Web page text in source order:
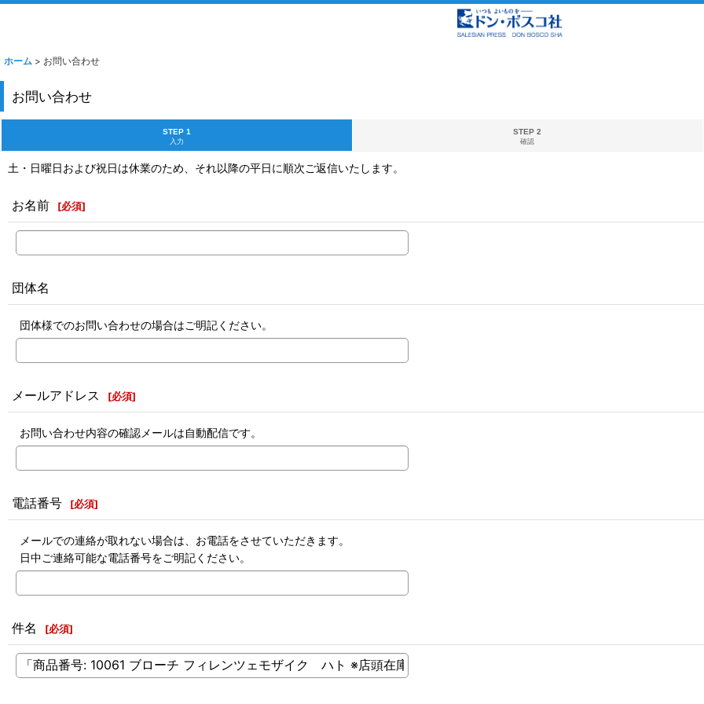
ホーム > お問い合わせ
お問い合わせ
STEP 1
入力
STEP 2
確認
土・日曜日および祝日は休業のため、それ以降の平日に順次ご返信いたします。
お名前 [必須]
団体名
団体様でのお問い合わせの場合はご明記ください。
メールアドレス [必須]
お問い合わせ内容の確認メールは自動配信です。
電話番号 [必須]
メールでの連絡が取れない場合は、お電話をさせていただきます。
日中ご連絡可能な電話番号をご明記ください。
件名 [必須]